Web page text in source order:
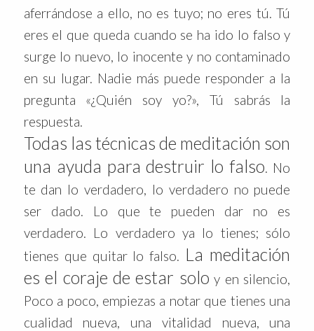
aferrándose a ello, no es tuyo; no eres tú. Tú
eres el que queda cuando se ha ido lo falso y
surge lo nuevo, lo inocente y no contaminado
en su lugar. Nadie más puede responder a la
pregunta «¿Quién soy yo?», Tú sabrás la
respuesta.
Todas las técnicas de meditación son
una ayuda para destruir lo falso. No
te dan lo verdadero, lo verdadero no puede
ser dado. Lo que te pueden dar no es
verdadero. Lo verdadero ya lo tienes; sólo
tienes que quitar lo falso. La meditación
es el coraje de estar solo y en silencio,
Poco a poco, empiezas a notar que tienes una
cualidad nueva, una vitalidad nueva, una